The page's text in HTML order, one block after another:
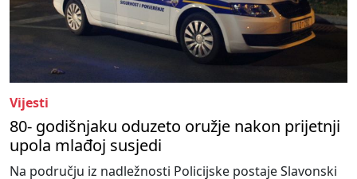
Vijesti
80- godišnjaku oduzeto oružje nakon prijetnji
upola mlađoj susjedi
Na području iz nadležnosti Policijske postaje Slavonski